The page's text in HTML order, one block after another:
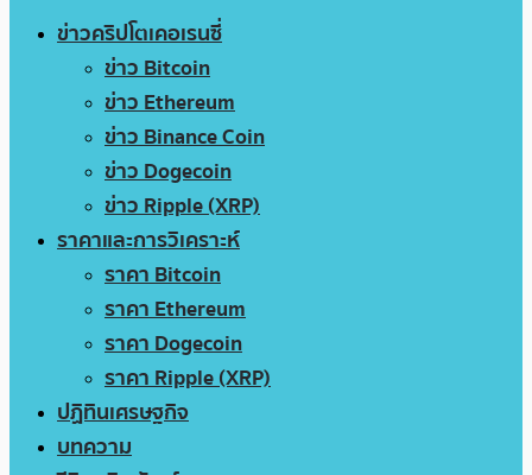
ข่าวคริปโตเคอเรนซี่
ข่าว Bitcoin
ข่าว Ethereum
ข่าว Binance Coin
ข่าว Dogecoin
ข่าว Ripple (XRP)
ราคาและการวิเคราะห์
ราคา Bitcoin
ราคา Ethereum
ราคา Dogecoin
ราคา Ripple (XRP)
ปฏิทินเศรษฐกิจ
บทความ